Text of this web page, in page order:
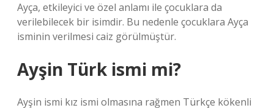
Ayça, etkileyici ve özel anlamı ile çocuklara da
verilebilecek bir isimdir. Bu nedenle çocuklara Ayça
isminin verilmesi caiz görülmüştür.
Ayşin Türk ismi mi?
Ayşin ismi kız ismi olmasına rağmen Türkçe kökenli